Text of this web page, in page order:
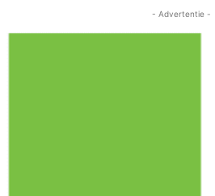
- Advertentie -